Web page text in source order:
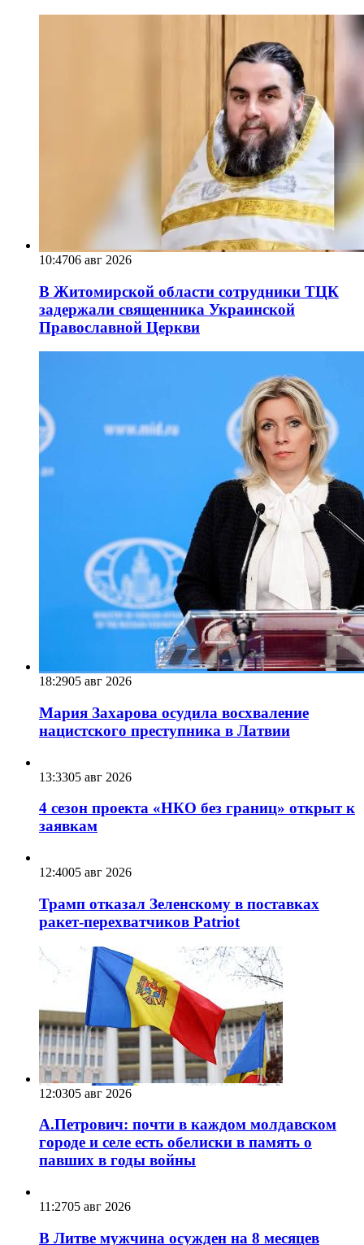
10:4706 авг 2026
В Житомирской области сотрудники ТЦК
задержали священника Украинской
Православной Церкви
18:2905 авг 2026
Мария Захарова осудила восхваление
нацистского преступника в Латвии
13:3305 авг 2026
4 сезон проекта «НКО без границ» открыт к
заявкам
12:4005 авг 2026
Трамп отказал Зеленскому в поставках
ракет-перехватчиков Patriot
12:0305 авг 2026
А.Петрович: почти в каждом молдавском
городе и селе есть обелиски в память о
павших в годы войны
11:2705 авг 2026
В Литве мужчина осужден на 8 месяцев